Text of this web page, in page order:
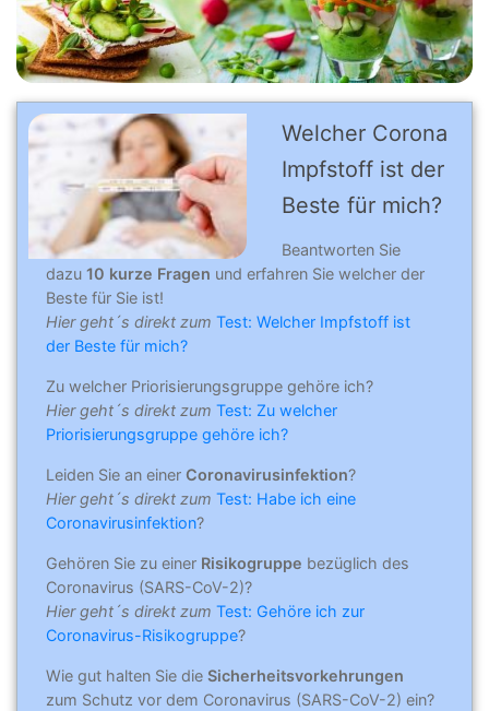
Welcher Corona
Impfstoff ist der
Beste für mich?
Beantworten Sie
dazu 10 kurze Fragen und erfahren Sie welcher der
Beste für Sie ist!
Hier geht´s direkt zum Test: Welcher Impfstoff ist
der Beste für mich?
Zu welcher Priorisierungsgruppe gehöre ich?
Hier geht´s direkt zum Test: Zu welcher
Priorisierungsgruppe gehöre ich?
Leiden Sie an einer Coronavirusinfektion?
Hier geht´s direkt zum Test: Habe ich eine
Coronavirusinfektion?
Gehören Sie zu einer Risikogruppe bezüglich des
Coronavirus (SARS-CoV-2)?
Hier geht´s direkt zum Test: Gehöre ich zur
Coronavirus-Risikogruppe?
Wie gut halten Sie die Sicherheitsvorkehrungen
zum Schutz vor dem Coronavirus (SARS-CoV-2) ein?